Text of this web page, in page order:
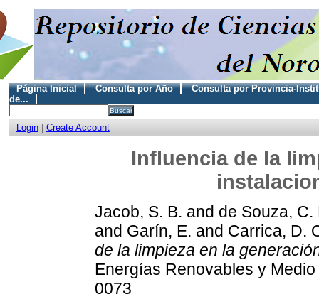
Página Inicial Consulta por Año
Consulta por Provincia-
de...
Login| Create Account
Influencia de la
Jacob, S. B. and de Souza, C.
and Garín, E. and Carrica, D.
de la limpieza en la
Energías Renovables y
0073